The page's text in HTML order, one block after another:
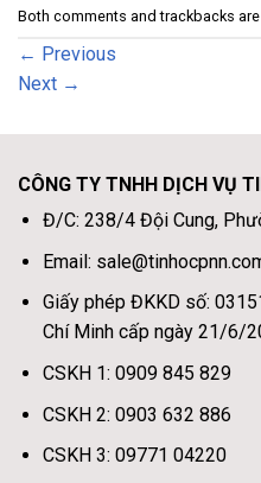
Both comments and trackbacks
← Previous
Next →
CÔNG TY TNHH DỊCH VỤ
Đ/C: 238/4 Đội Cung,
Email:
Giấy phép ĐKKD số:
Chí Minh cấp ngày 21/6/
CSKH 1: 0909 845 829
CSKH 2: 0903 632 886
CSKH 3: 09771 04220